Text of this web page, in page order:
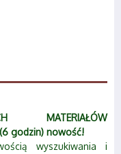
MATERIAŁÓW
(6 godzin) nowość!
wyszukiwania i